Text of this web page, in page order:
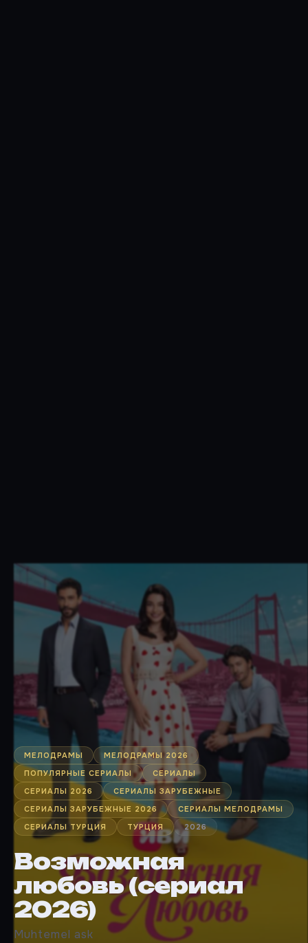
МЕЛОДРАМЫ
МЕЛОДРАМЫ 2026
ПОПУЛЯРНЫЕ СЕРИАЛЫ
СЕРИАЛЫ
СЕРИАЛЫ 2026
СЕРИАЛЫ ЗАРУБЕЖНЫЕ
СЕРИАЛЫ ЗАРУБЕЖНЫЕ 2026
СЕРИАЛЫ МЕЛОДРАМЫ
СЕРИАЛЫ ТУРЦИЯ
ТУРЦИЯ 2026
Возможная
любовь (сериал
2026)
Muhtemel ask